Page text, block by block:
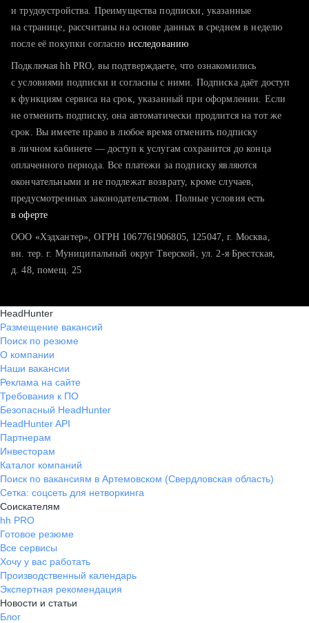
тратите много времени на поиск и вручную поднимаете
хотите сравнить себя с конкурентами и оценить шансы
и трудоустройства. Преимущества подписки, указанные
на странице, рассчитаны на основе данных в среднем в неделю
после её покупки согласно исследованию
Подключая hh PRO, вы подтверждаете, что ознакомились
с условиями подписки и согласны с ними. Подписка даёт доступ
к функциям сервиса на срок, указанный при оформлении. Если
не отменить подписку, она автоматически продлится на тот же
срок. Вы имеете право в любое время отменить подписку
в личном кабинете — доступ к услугам сохранится до конца
оплаченного периода. Все платежи за подписку являются
окончательными и не подлежат возврату, кроме случаев,
предусмотренных законодательством. Полные условия есть
в оферте
ООО «Хэдхантер», ОГРН 1067761906805, 125047, г. Москва,
вн. тер. г. Муниципальный округ Тверской, ул. 2-я Брестская,
д. 48, помещ. 25
HeadHunter
Размещение вакансий
Поиск по резюме
О компании
Наши вакансии
Реклама на сайте
Требования к ПО
Безопасный HeadHunter
HeadHunter API
Партнерам
Инвесторам
Каталог компаний
Поиск по вакансиям в Артемовском (Свердловская область)
Сетка: соцсеть для нетворкинга
Соискателям
hh PRO
Готовое резюме
Все сервисы
Хочу у вас работать
Производственный календарь
Экспертная рекомендация
Новости и статьи
Блог